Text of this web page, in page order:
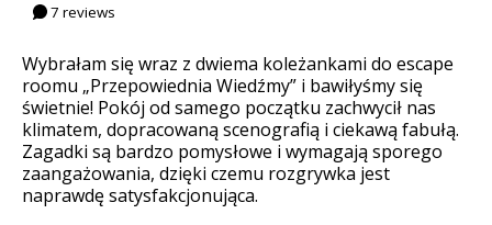
7 reviews
Wybrałam się wraz z dwiema koleżankami do escape
roomu „Przepowiednia Wiedźmy” i bawiłyśmy się
świetnie! Pokój od samego początku zachwycił nas
klimatem, dopracowaną scenografią i ciekawą fabułą.
Zagadki są bardzo pomysłowe i wymagają sporego
zaangażowania, dzięki czemu rozgrywka jest
naprawdę satysfakcjonująca.